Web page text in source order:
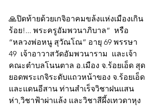
🙏ปิดท้ายด้วยเกจิอาคมขล้งแห่งเมืองเกิน
ร้อย!... พระครูอัมพวนาภิบาล”  หรือ
“หลวงพ่อหนู สุวัณโณ” อายุ 69 พรรษา
49  เจ้าอาวาสวัดอัมพวนาราม  และเจ้า
คณะตำบลโนนตาล อ.เมือง จ.ร้อยเอ็ด สุด
ยอดพระเกจิระดับแถวหน้าของ จ.ร้อยเอ็ด
และแดนอีสาน ท่านสำเร็จวิชาฝนแสน
ห่า,วิชาฟ้าผ่าแล้ง และวิชาสีผึ้งเทวดาหุง